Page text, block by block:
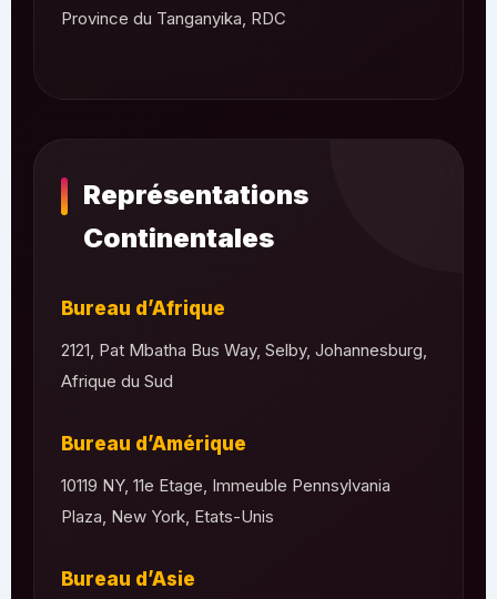
Province du Tanganyika, RDC
Représentations
Continentales
Bureau d’Afrique
2121, Pat Mbatha Bus Way, Selby, Johannesburg,
Afrique du Sud
Bureau d’Amérique
10119 NY, 11e Etage, Immeuble Pennsylvania
Plaza, New York, Etats-Unis
Bureau d’Asie